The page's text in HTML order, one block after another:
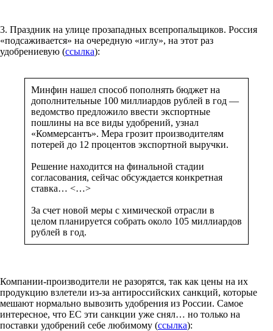
3. Праздник на улице прозападных всепропальщиков. Россия
«подсаживается» на очередную «иглу», на этот раз
удобрениевую (ссылка):
Минфин нашел способ пополнять бюджет на
дополнительные 100 миллиардов рублей в год —
ведомство предложило ввести экспортные
пошлины на все виды удобрений, узнал
«Коммерсантъ». Мера грозит производителям
потерей до 12 процентов экспортной выручки.
Решение находится на финальной стадии
согласования, сейчас обсуждается конкретная
ставка… <…>
За счет новой меры с химической отрасли в
целом планируется собрать около 105 миллиардов
рублей в год.
Компании-производители не разорятся, так как цены на их
продукцию взлетели из-за антироссийских санкций, которые
мешают нормально вывозить удобрения из России. Самое
интересное, что ЕС эти санкции уже снял… но только на
поставки удобрений себе любимому (ссылка):